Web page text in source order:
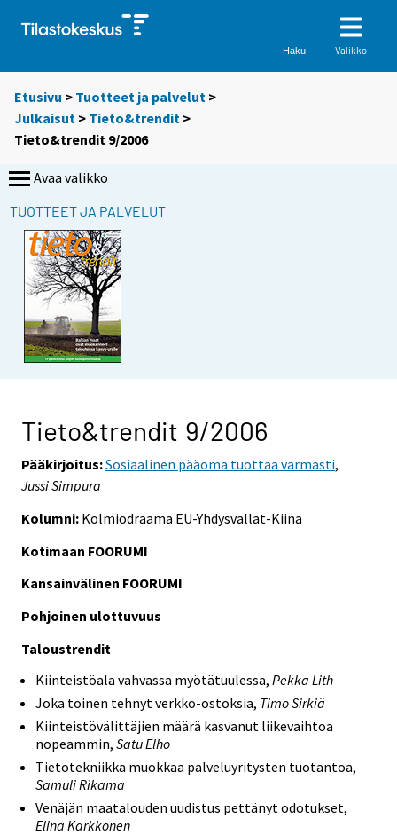
Haku Valikko
Etusivu > Tuotteet ja palvelut >
Julkaisut > Tieto&trendit >
Tieto&trendit 9/2006
Avaa valikko
TUOTTEET JA PALVELUT
Tieto&trendit 9/2006
Pääkirjoitus:Sosiaalinen pääoma tuottaa varmasti,
Jussi Simpura
Kolumni: Kolmiodraama EU-Yhdysvallat-Kiina
Kotimaan FOORUMI
Kansainvälinen FOORUMI
Pohjoinen ulottuvuus
Taloustrendit
Kiinteistöala vahvassa myötätuulessa, Pekka Lith
Joka toinen tehnyt verkko-ostoksia, Timo Sirkiä
Kiinteistövälittäjien määrä kasvanut liikevaihtoa
nopeammin, Satu Elho
Tietotekniikka muokkaa palveluyritysten tuotantoa,
Samuli Rikama
Venäjän maatalouden uudistus pettänyt odotukset,
Elina Karkkonen